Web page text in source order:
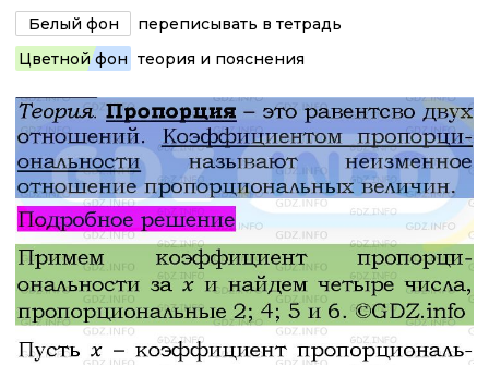
Белый фон
переписывать в тетрадь
Цветной фон теория и пояснения